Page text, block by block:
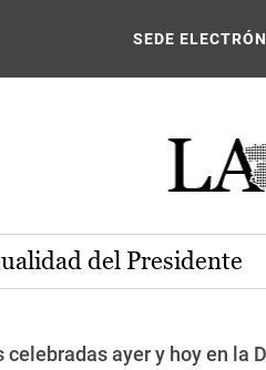
SEDE
del Presidente
ayer y hoy en la